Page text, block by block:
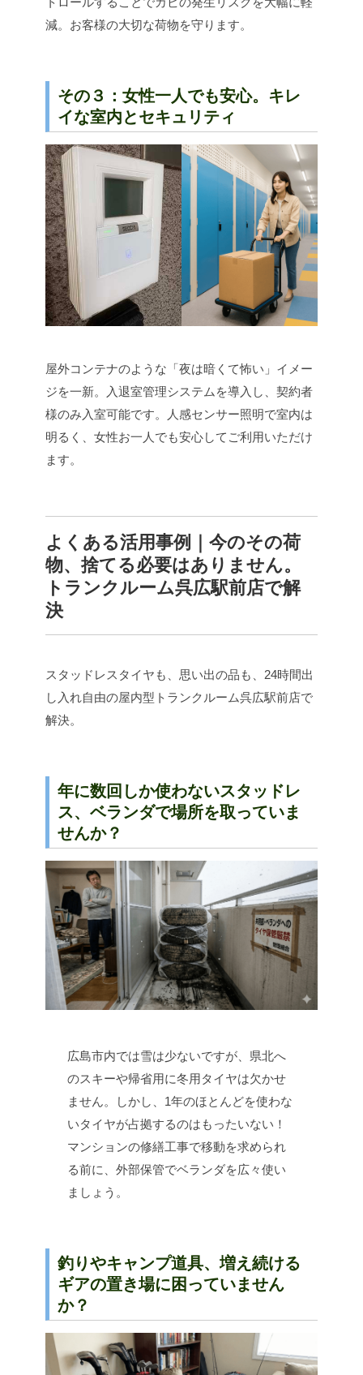
減。お客様の大切な荷物を守ります。
その３：女性一人でも安心。キレ
イな室内とセキュリティ
屋外コンテナのような「夜は暗くて怖い」イメー
ジを一新。入退室管理システムを導入し、契約者
様のみ入室可能です。人感センサー照明で室内は
明るく、女性お一人でも安心してご利用いただけ
ます。
よくある活用事例｜今のその荷
物、捨てる必要はありません。
トランクルーム呉広駅前店で解
決
スタッドレスタイヤも、思い出の品も、24時間出
し入れ自由の屋内型トランクルーム呉広駅前店で
解決。
年に数回しか使わないスタッドレ
ス、ベランダで場所を取っていま
せんか？
広島市内では雪は少ないですが、県北へ
のスキーや帰省用に冬用タイヤは欠かせ
ません。しかし、1年のほとんどを使わな
いタイヤが占拠するのはもったいない！
マンションの修繕工事で移動を求められ
る前に、外部保管でベランダを広々使い
ましょう。
釣りやキャンプ道具、増え続ける
ギアの置き場に困っていません
か？